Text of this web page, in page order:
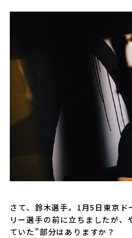
――さて、鈴木選手。1月5日東京
リー選手の前に立ちましたが
ていた”部分はありますか？